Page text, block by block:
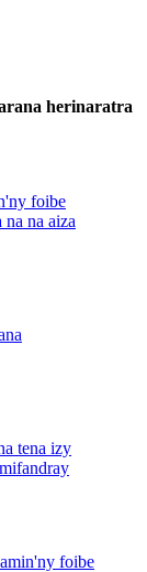
herinaratra
foibe
na aiza
tena izy
foibe